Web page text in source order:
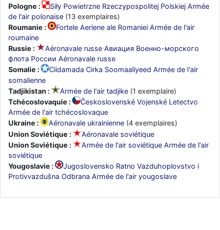
Pologne :
Siły Powietrzne Rzeczypospolitej Polskiej Armée
de l'air polonaise (13 exemplaires)
Roumanie :
Fortele Aeriene ale Romaniei Armée de l'air
roumaine
Russie :
Aéronavale russe Авиация Военно-морского
флота России Aéronavale russe
Somalie :
Ciidamada Cirka Soomaaliyeed Armée de l'air
somalienne
Tadjikistan :
Armée de l'air tadjike (1 exemplaire)
Tchécoslovaquie :
Československé Vojenské Letectvo
Armée de l'air tchécoslovaque
Ukraine :
Aéronavale ukrainienne (4 exemplaires)
Union Soviétique :
Aéronavale soviétique
Union Soviétique :
Armée de l'air soviétique Armée de l'air
soviétique
Yougoslavie :
Jugoslovensko Ratno Vazduhoplovstvo i
Protivvazdušna Odbrana Armée de l'air yougoslave